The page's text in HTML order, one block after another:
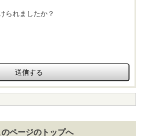
られましたか？
のページのトップへ